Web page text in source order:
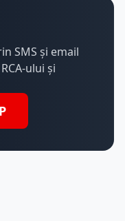
SMS și email
ului și